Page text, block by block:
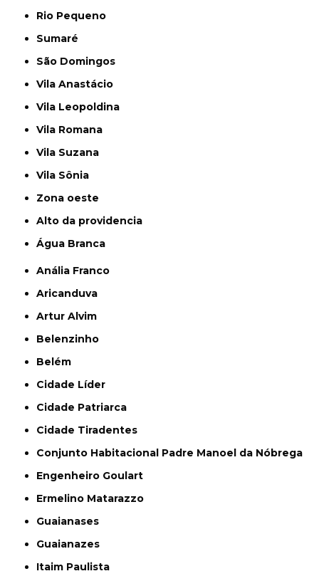
Rio Pequeno
Sumaré
São Domingos
Vila Anastácio
Vila Leopoldina
Vila Romana
Vila Suzana
Vila Sônia
Zona oeste
alto da providencia
Água Branca
Anália Franco
Aricanduva
Artur Alvim
Belenzinho
Belém
Cidade Líder
Cidade Patriarca
Cidade Tiradentes
Conjunto Habitacional Padre Manoel da Nóbrega
Engenheiro Goulart
Ermelino Matarazzo
Guaianases
Guaianazes
Itaim Paulista